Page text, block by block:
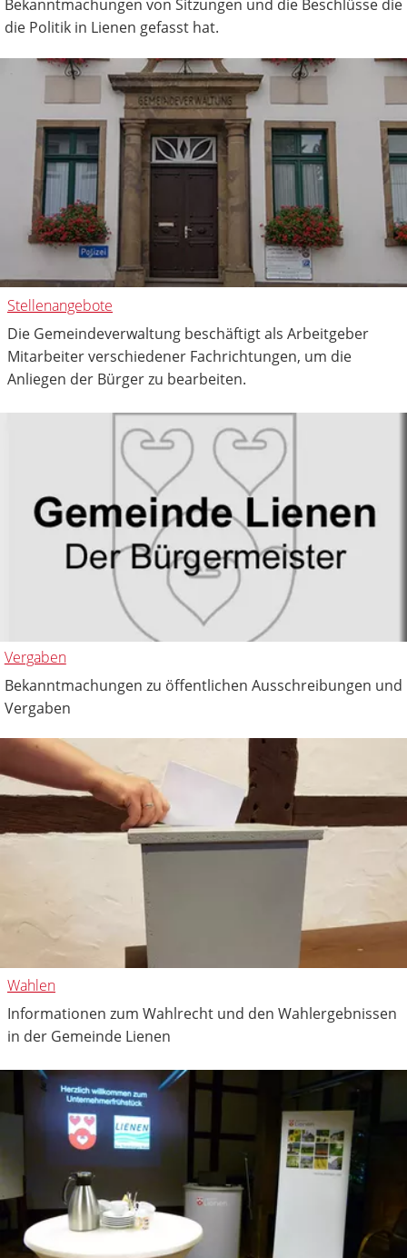
Bekanntmachungen von Sitzungen und die Beschlüsse die
die Politik in Lienen gefasst hat.
Stellenangebote
Die Gemeindeverwaltung beschäftigt als Arbeitgeber
Mitarbeiter verschiedener Fachrichtungen, um die
Anliegen der Bürger zu bearbeiten.
Vergaben
Bekanntmachungen zu öffentlichen Ausschreibungen und
Vergaben
Wahlen
Informationen zum Wahlrecht und den Wahlergebnissen
in der Gemeinde Lienen